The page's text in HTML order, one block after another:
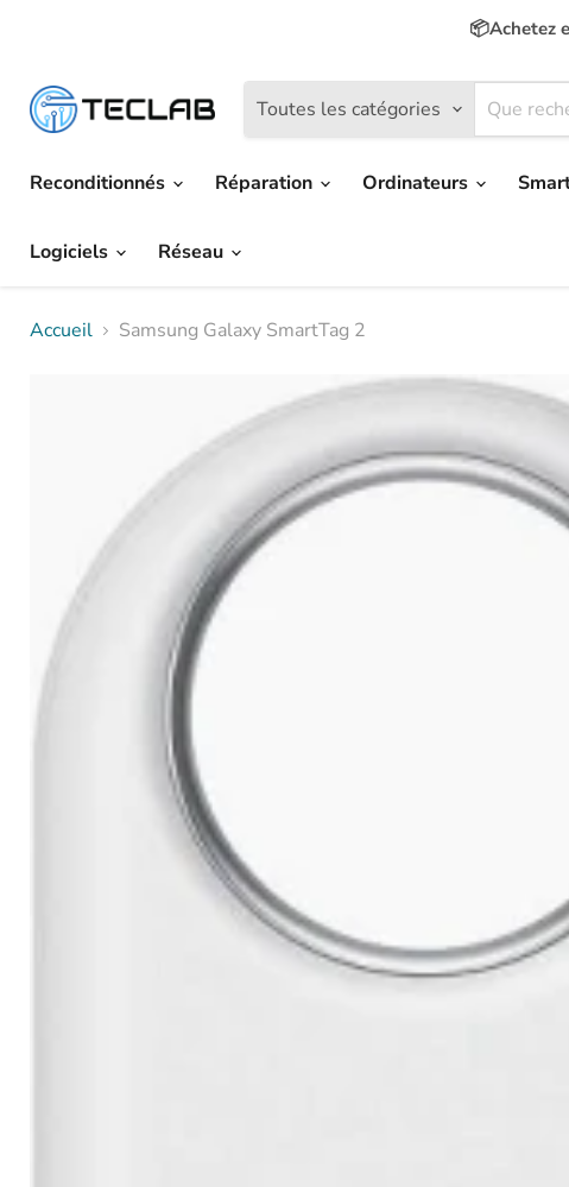
📦Achetez
Toutes les catégories
Reconditionnés Réparation Ordinateurs
Logiciels Réseau
Accueil Samsung Galaxy SmartTag 2